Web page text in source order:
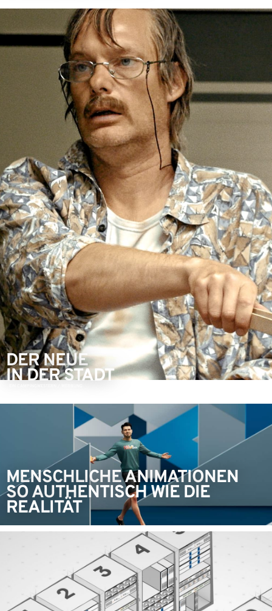
DER NEUE
IN DER STADT
MENSCHLICHE ANIMATIONEN
SO AUTHENTISCH WIE DIE
REALITÄT